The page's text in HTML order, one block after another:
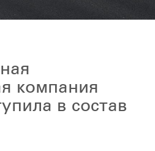
компания
в состав